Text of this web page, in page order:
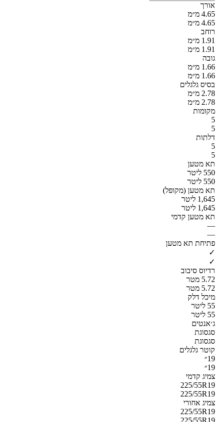
אורך
4.65 מ״מ
4.65 מ״מ
רוחב
1.91 מ״מ
1.91 מ״מ
גובה
1.66 מ״מ
1.66 מ״מ
בסיס גלגלים
2.78 מ״מ
2.78 מ״מ
מקומות
5
5
דלתות
5
5
תא מטען
550 ליטר
550 ליטר
תא מטען (מקופל)
1,645 ליטר
1,645 ליטר
תא מטען קדמי
—
—
פתיחת תא מטען
✓
✓
רדיוס סיבוב
5.72 מטר
5.72 מטר
מיכל דלק
55 ליטר
55 ליטר
ג׳אנטים
סגסוגת
סגסוגת
קוטר גלגלים
19״
19״
צמיג קדמי
225/55R19
225/55R19
צמיג אחורי
225/55R19
225/55R19